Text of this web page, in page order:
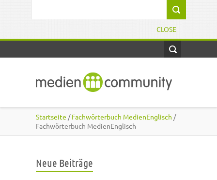
CLOSE
Startseite /Fachwörterbuch MedienEnglisch /
Fachwörterbuch MedienEnglisch
Neue Beiträge